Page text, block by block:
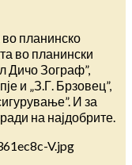
планинско
во планински
Дичо Зограф”,
и „З.Г. Брзовец”,
И за
на најдобрите.